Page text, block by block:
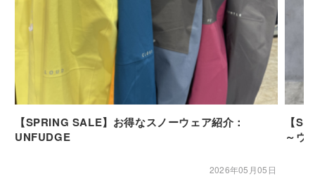
【SPRING SALE】お得なスノーウェア紹介：
UNFUDGE
2026年05月05日
【
～ウ